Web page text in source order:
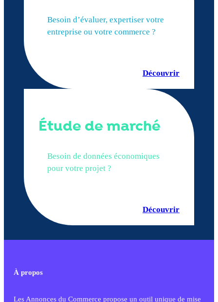
Besoin d’évaluer, expertiser votre
entreprise ou votre commerce ?
Découvrir
Étude de marché
Besoin de données économiques
pour votre projet ?
Découvrir
À propos
Les Annonces du Commerce propose un outil unique de mise